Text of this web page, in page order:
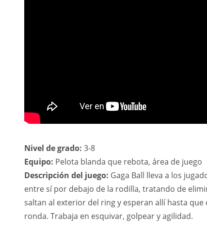
Nivel de grado: 3-8
Equipo: Pelota blanda que rebota, área de juego
Descripción del juego: Gaga Ball lleva a los
entre sí por debajo de la rodilla, tratando de
saltan al exterior del ring y esperan allí hasta
ronda. Trabaja en esquivar, golpear y agilidad.